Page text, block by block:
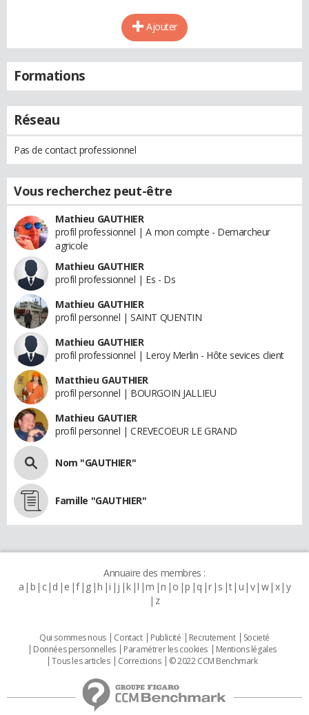
Ajouter
Formations
Réseau
Pas de contact professionnel
Vous recherchez peut-être
Mathieu GAUTHIER
profil professionnel | A mon compte - Demarcheur
agricole
Mathieu GAUTHIER
profil professionnel | Es - Ds
Mathieu GAUTHIER
profil personnel | SAINT QUENTIN
Mathieu GAUTHIER
profil professionnel | Leroy Merlin - Hôte sevices client
Matthieu GAUTHIER
profil personnel | BOURGOIN JALLIEU
Mathieu GAUTIER
profil personnel | CREVECOEUR LE GRAND
Nom "GAUTHIER"
Famille "GAUTHIER"
Annuaire des membres :
a b c d e f g h i j k l m n o p q r s t u v w x y
z
Qui sommes nous Contact Publicité Recrutement
Societé
Données personnelles
Paramétrer les cookies
Mentions légales
Tous les articles
Corrections © 2022 CCM Benchmark